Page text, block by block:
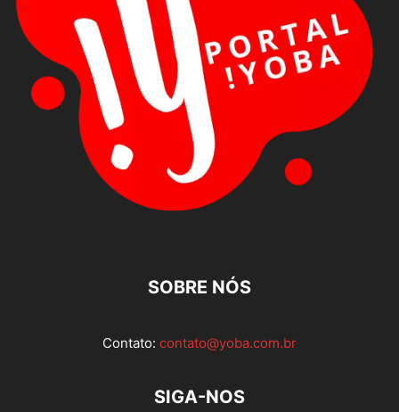
SOBRE NÓS
Contato: contato@yoba.com.br
SIGA-NOS